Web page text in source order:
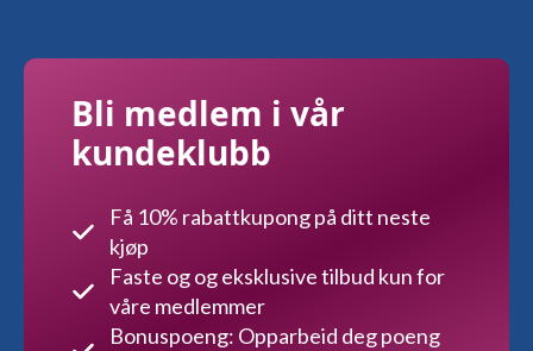
Bli medlem i vår
kundeklubb
Få 10% rabattkupong på ditt neste
kjøp
Faste og og eksklusive tilbud kun for
våre medlemmer
Bonuspoeng: Opparbeid deg poeng